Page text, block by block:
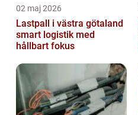
02 maj 2026
Lastpall i västra götaland
smart logistik med
hållbart fokus